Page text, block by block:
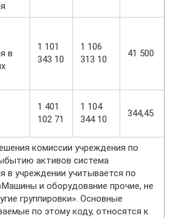
в
1 101
343 10
1 106
313 10
41 500
1 401
102 71
1 104
344 10
344,45
комиссии учреждения по
активов система
в учреждении учитывается по
и оборудование прочие, не
группировки». Основные
по этому коду, относятся к